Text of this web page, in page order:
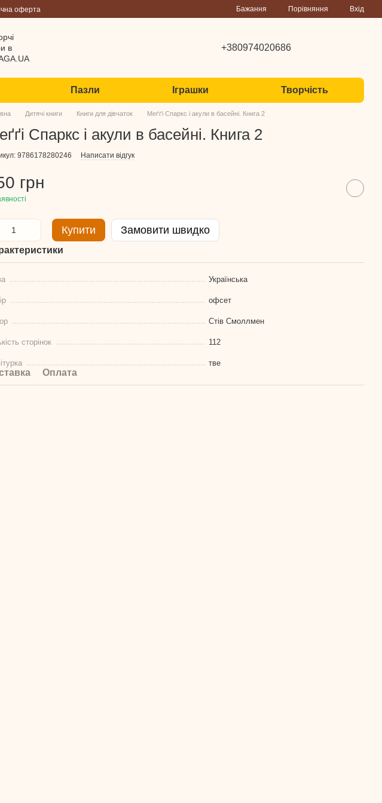
оферта Бажання Порівняння Вхід
+380974020686
Пазли Іграшки Творчість
Дитячі книги Книги для дівчаток Меґґі Спаркс і акули в басейні. Книга 2
Спаркс і акули в басейні. Книга 2
9786178280246 Написати відгук
грн
Купити Замовити швидко
Українська
офсет
Стів Смоллмен
сторінок 112
тве
Оплата